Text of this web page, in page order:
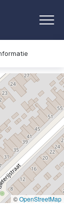
©OpenStreetMap